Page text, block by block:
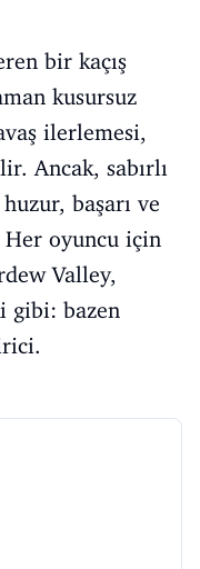
bir kaçış
kusursuz
ilerlemesi,
Ancak, sabırlı
başarı ve
Her oyuncu için
Valley,
gibi: bazen